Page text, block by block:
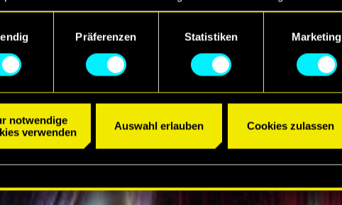
wo du, falls gewünscht, auch alle Einstellungen rund um das
Cookies ändern kannst.
Präferenzen Statistiken Marketing
notwendige
verwenden
Auswahl erlauben Cookies zulassen